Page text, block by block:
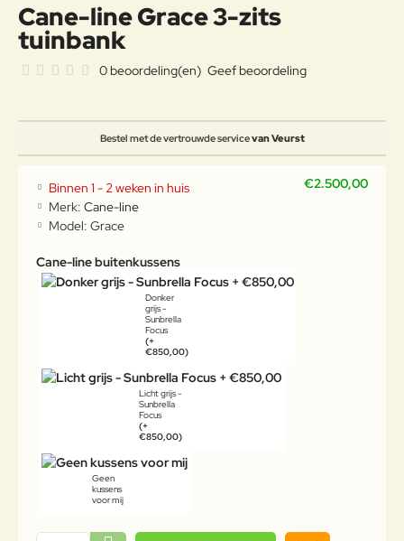
Cane-line Grace 3-zits
tuinbank
Bestel met de vertrouwde servicevan Veurst
0 beoordeling(en) Geef beoordeling
€2.500,00
Binnen 1 - 2 weken in huis
Merk: Cane-line
Model: Grace
Cane-line buitenkussens
Donker
grijs -
Sunbrella
Focus
(+
€850,00)
Licht grijs -
Sunbrella
Focus
(+
€850,00)
Geen
kussens
voor mij